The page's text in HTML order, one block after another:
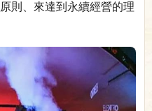
則、來達到永續經營的理